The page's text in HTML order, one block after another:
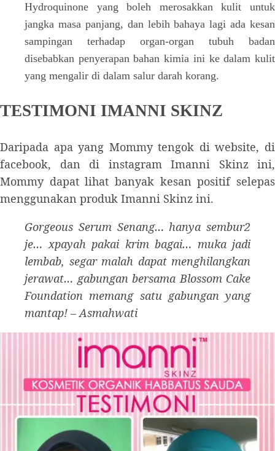
Hydroquinone yang boleh merosakkan kulit untuk
jangka masa panjang, dan lebih bahaya lagi ada kesan
sampingan terhadap organ-organ tubuh badan
disebabkan penyerapan bahan kimia ini ke dalam kulit
yang mengalir di dalam salur darah korang.
TESTIMONI IMANNI SKINZ
Daripada apa yang Mommy tengok di website, di
facebook, dan di instagram Imanni Skinz ini,
Mommy dapat lihat banyak kesan positif selepas
menggunakan produk Imanni Skinz ini.
Gorgeous Serum Senang… hanya sembur2
je… xpayah pakai krim bagai… muka jadi
lembab, segar malah dapat menghilangkan
jerawat… gabungan bersama Blossom Cake
Foundation memang satu gabungan yang
mantap! – Asmahwati